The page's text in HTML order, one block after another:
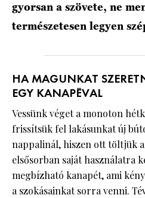
gyorsan a szövete, ne
természetesen legyen
HA MAGUNKAT
EGY KANAPÉVAL
Vessünk véget a monoton
frissítsük fel lakásunkat új
nappalinál, hiszen ott töltjük
elsősorban saját használatra
megbízható kanapét, ami
a szokásainkat sorra venni.